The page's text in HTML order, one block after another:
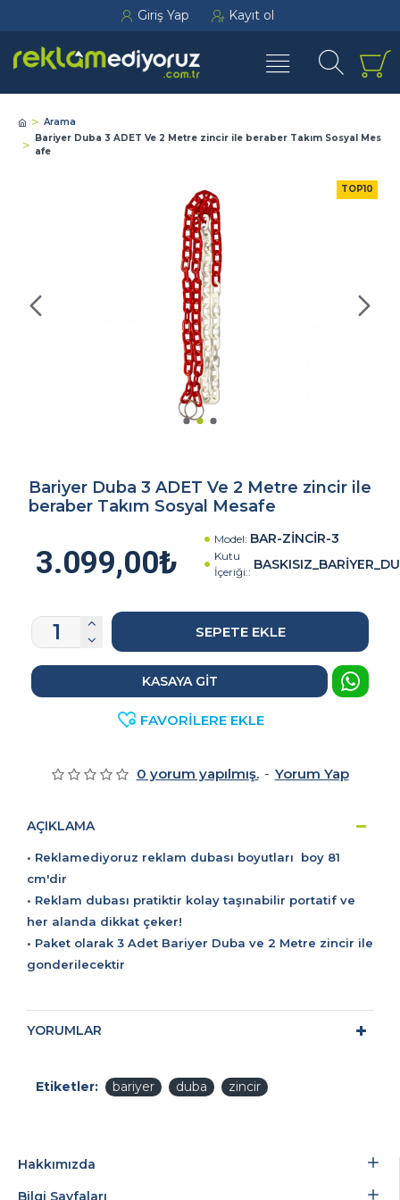
Giriş Yap Kayıt ol
Arama
Bariyer Duba 3 ADET Ve 2 Metre zincir ile beraber Takım Sosyal Mes
afe
TOP10
Bariyer Duba 3 ADET Ve 2 Metre zincir ile
beraber Takım Sosyal Mesafe
0 yorum yapılmış. - Yorum Yap
3.099,00₺
Model: BAR-ZİNCİR-3
Kutu
İçeriği::
SEPETE EKLE
KASAYA GIT
FAVORILERE EKLE
AÇIKLAMA
• Reklamediyoruz reklam dubası boyutları boy 81
cm'dir
• Reklam dubası pratiktir kolay taşınabilir portatif ve
her alanda dikkat çeker!
• Paket olarak 3 Adet Bariyer Duba ve 2 Metre zincir ile
gonderilecektir
YORUMLAR
Etiketler: bariyer duba zincir
Hakkımızda
Bilgi Sayfaları